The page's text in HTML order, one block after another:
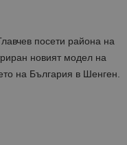
посети района на
новият модел на
на България в Шенген.